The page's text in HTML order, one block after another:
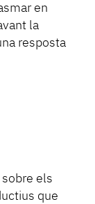
en
la
resposta
sobre els
que